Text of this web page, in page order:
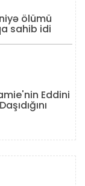
ölümü
sahib idi
Eddini